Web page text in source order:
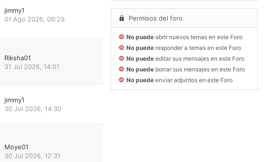
jimmy1
01 Ago 2026, 06:29
Riksha01
31 Jul 2026, 14:01
jimmy1
30 Jul 2026, 14:30
Moye01
30 Jul 2026, 12:31
Permisos del foro
No puede abrir nuevos temas en este Foro
No puede responder a temas en este Foro
No puede editar sus mensajes en este Foro
No puede borrar sus mensajes en este Foro
No puede enviar adjuntos en este Foro